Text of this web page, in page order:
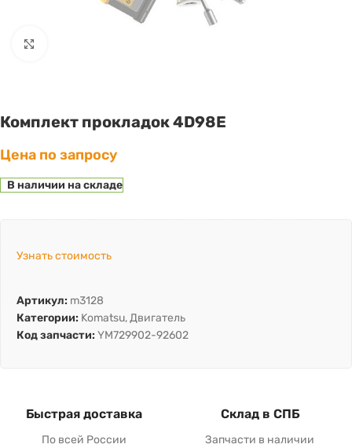
Комплект прокладок 4D98E
Цена по запросу
В наличии на складе
Узнать стоимость
Артикул: m3128
Категории: Komatsu,Двигатель
Код запчасти: YM729902-92602
Быстрая доставка
По всей России
Склад в СПБ
Запчасти в наличии